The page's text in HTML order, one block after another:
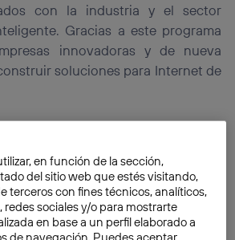
con la industria y el sector
Gracias a este programa
innovadoras y de nueva
soluciones para Internet de
delPrograma de Investigación e
EuropeaHorizonte 2020, que
software alrededor de la
un ecosistema para que
en función de la sección,
del sitio web que estés visitando,
terceros con fines técnicos, analíticos,
redes sociales y/o para mostrarte
en base a un perfil elaborado a